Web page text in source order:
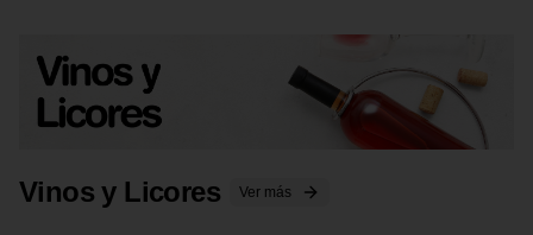
Vinos y Licores Ver más